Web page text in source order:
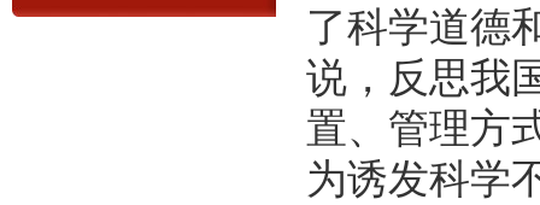
了科学道德
说，反思我
置、管理方
为诱发科学